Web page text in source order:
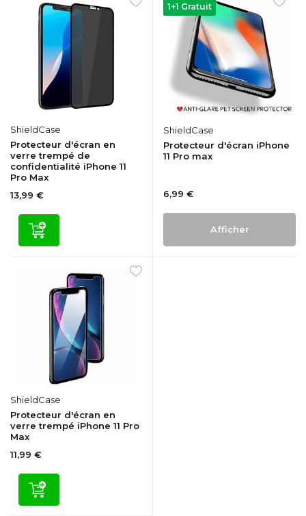
ShieldCase
Protecteur d'écran en
verre trempé de
confidentialité iPhone 11
Pro Max
13,99 €
1+1 Gratuit
ShieldCase
Protecteur d'écran iPhone
11 Pro max
6,99 €
Afficher
ShieldCase
Protecteur d'écran en
verre trempé iPhone 11 Pro
Max
11,99 €